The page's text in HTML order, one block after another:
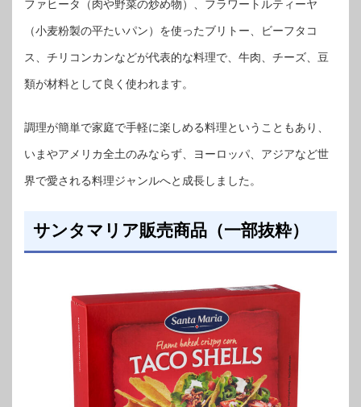
ファヒータ（肉や野菜の炒め物）、フラワートルティーヤ
（小麦粉製の平たいパン）を使ったブリトー、ビーフタコ
ス、チリコンカンなどが代表的な料理で、牛肉、チーズ、豆
類が材料として良く使われます。
調理が簡単で家庭で手軽に楽しめる料理ということもあり、
いまやアメリカ全土のみならず、ヨーロッパ、アジアなど世
界で愛される料理ジャンルへと成長しました。
サンタマリア販売商品（一部抜粋）